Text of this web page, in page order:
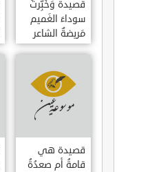
قصيدة وَخُبِّرتُ
سوداءَ الغَميم
مَريضةٌ الشاعر
العوام بن عقبة
قصيدة هي
قامةُ أم صعدُةُ